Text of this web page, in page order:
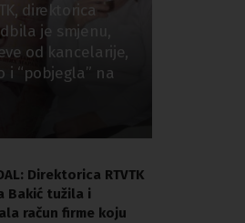
direktorica
je smjenu,
od kancelarije,
i “pobjegla” na
Direktorica RTVTK
Bakić tužila i
račun firme koju